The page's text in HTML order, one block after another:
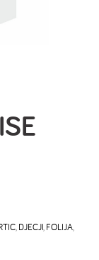
DJECJI FOLIJA